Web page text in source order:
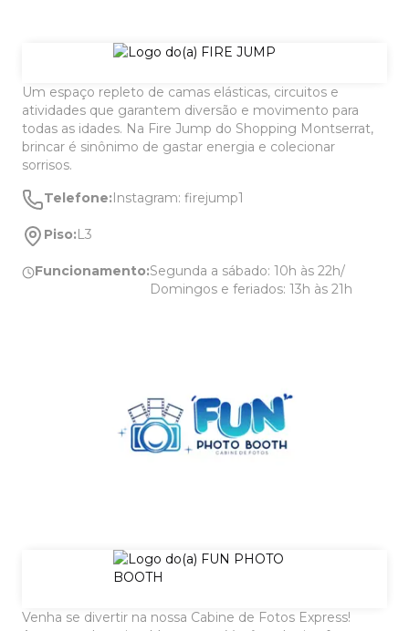
Um espaço repleto de camas elásticas, circuitos e
atividades que garantem diversão e movimento para
todas as idades. Na Fire Jump do Shopping Montserrat,
brincar é sinônimo de gastar energia e colecionar
sorrisos.
Telefone:Instagram: firejump1
Piso:L3
Funcionamento:Segunda a sábado: 10h às 22h/
Domingos e feriados: 13h às 21h
Venha se divertir na nossa Cabine de Fotos Express!